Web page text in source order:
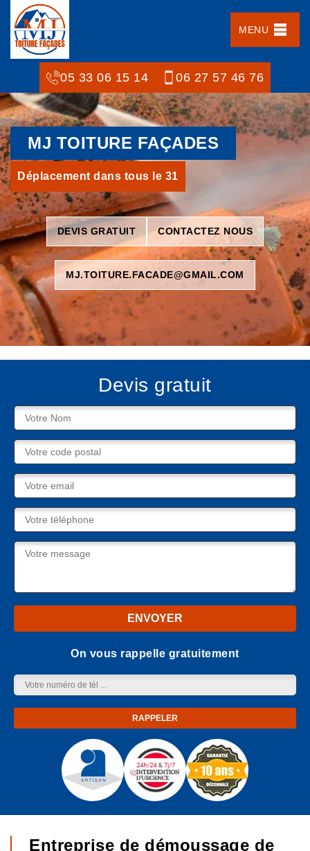
MENU
05 33 06 15 14 06 27 57 46 76
MJ TOITURE FAÇADES
Déplacement dans tous le 31
DEVIS GRATUIT CONTACTEZ NOUS
MJ.TOITURE.FACADE@GMAIL.COM
Devis gratuit
On vous rappelle gratuitement
Entreprise de démoussage de